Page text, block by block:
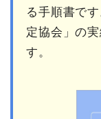
る手順書で
定協会」の
す。